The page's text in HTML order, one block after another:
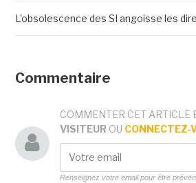
L'obsolescence des SI angoisse les
Commentaire
COMMENTER CET ARTICLE
VISITEUR OU CONNECTEZ-
Renseignez votre email pour être